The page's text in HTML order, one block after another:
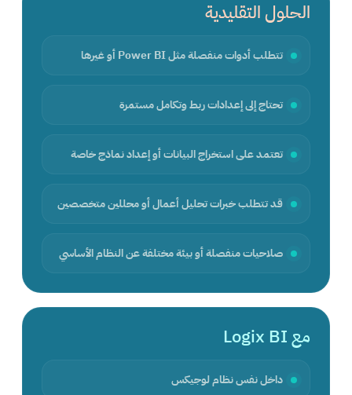
الحلول التقليدية
تتطلب أدوات منفصلة مثل Power BI أو غيرها
تحتاج إلى إعدادات ربط وتكامل مستمرة
تعتمد على استخراج البيانات أو إعداد نماذج خاصة
قد تتطلب خبرات تحليل أعمال أو محللين متخصصين
صلاحيات منفصلة أو بيئة مختلفة عن النظام الأساسي
مع Logix BI
داخل نفس نظام لوجيكس